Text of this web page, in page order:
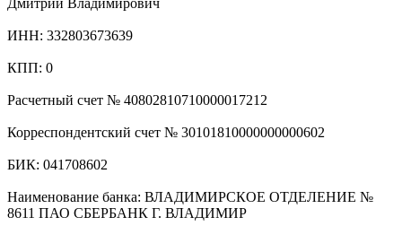
ИНН: 332803673639
КПП: 0
Расчетный счет № 40802810710000017212
Корреспондентский счет № 30101810000000000602
БИК: 041708602
Наименование банка: ВЛАДИМИРСКОЕ ОТДЕЛЕНИЕ №
8611 ПАО СБЕРБАНК Г. ВЛАДИМИР